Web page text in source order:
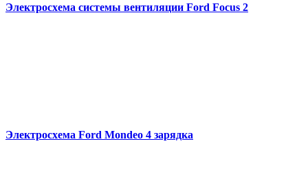
Электросхема системы вентиляции Ford Focus 2
Электросхема Ford Mondeo 4 зарядка